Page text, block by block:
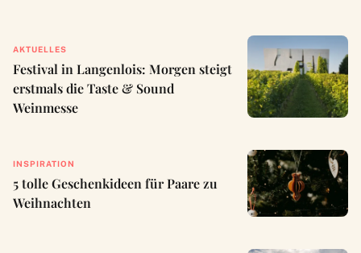
AKTUELLES
Festival in Langenlois: Morgen steigt
erstmals die Taste & Sound
Weinmesse
INSPIRATION
5 tolle Geschenkideen für Paare zu
Weihnachten